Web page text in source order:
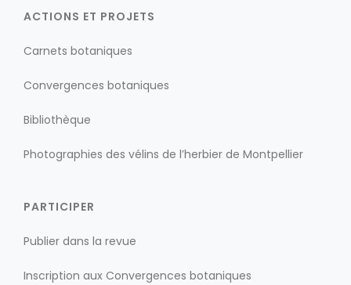
ACTIONS ET PROJETS
Carnets botaniques
Convergences botaniques
Bibliothèque
Photographies des vélins de l’herbier de Montpellier
PARTICIPER
Publier dans la revue
Inscription aux Convergences botaniques